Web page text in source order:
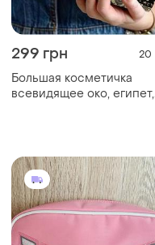
299 грн 20
Большая косметичка
всевидящее око, египет,